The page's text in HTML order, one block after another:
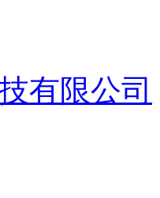
有限公司